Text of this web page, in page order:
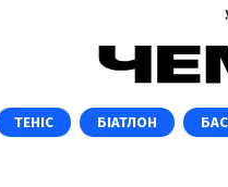
ТЕНІС БІАТЛОН